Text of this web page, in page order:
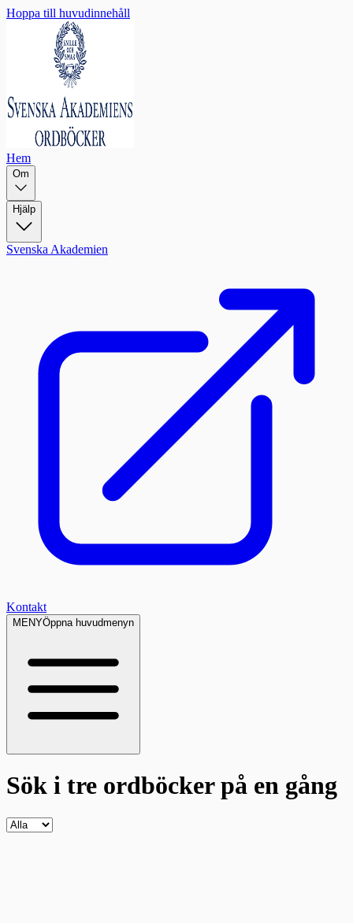
Hoppa till huvudinnehåll
Hem
Om
Hjälp
Svenska Akademien
Kontakt
MENYÖppna huvudmenyn
Sök i tre ordböckerpå en gång